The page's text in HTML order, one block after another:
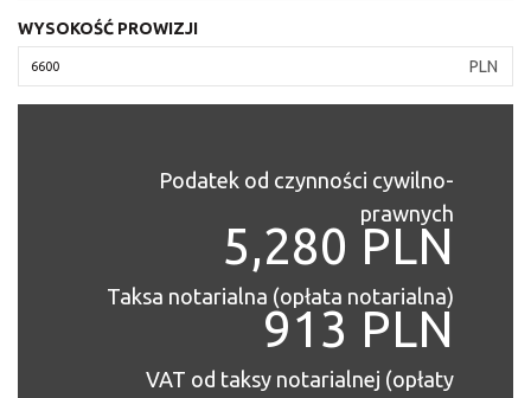
WYSOKOŚĆ PROWIZJI
PLN
Podatek od czynności cywilno-
prawnych
5,280 PLN
Taksa notarialna (opłata notarialna)
913 PLN
VAT od taksy notarialnej (opłaty